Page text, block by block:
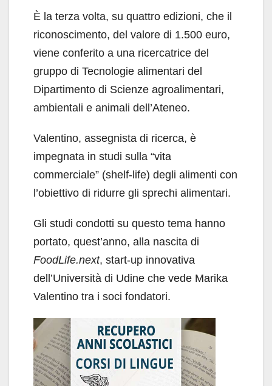
È la terza volta, su quattro edizioni, che il
riconoscimento, del valore di 1.500 euro,
viene conferito a una ricercatrice del
gruppo di Tecnologie alimentari del
Dipartimento di Scienze agroalimentari,
ambientali e animali dell’Ateneo.
Valentino, assegnista di ricerca, è
impegnata in studi sulla “vita
commerciale” (shelf-life) degli alimenti con
l’obiettivo di ridurre gli sprechi alimentari.
Gli studi condotti su questo tema hanno
portato, quest’anno, alla nascita di
FoodLife.next, start-up innovativa
dell’Università di Udine che vede Marika
Valentino tra i soci fondatori.